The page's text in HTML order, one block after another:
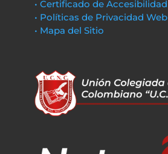
• Certificado de Accesibilidad
• Políticas de Privacidad Web
• Mapa del Sitio